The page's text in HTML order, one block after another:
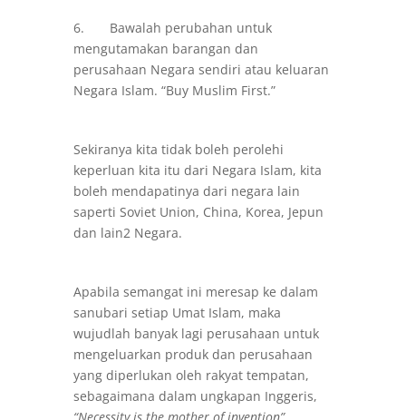
6. Bawalah perubahan untuk
mengutamakan barangan dan
perusahaan Negara sendiri atau keluaran
Negara Islam. “Buy Muslim First.”
Sekiranya kita tidak boleh perolehi
keperluan kita itu dari Negara Islam, kita
boleh mendapatinya dari negara lain
saperti Soviet Union, China, Korea, Jepun
dan lain2 Negara.
Apabila semangat ini meresap ke dalam
sanubari setiap Umat Islam, maka
wujudlah banyak lagi perusahaan untuk
mengeluarkan produk dan perusahaan
yang diperlukan oleh rakyat tempatan,
sebagaimana dalam ungkapan Inggeris,